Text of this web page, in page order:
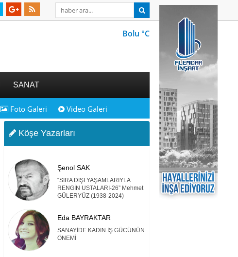
Bolu °C
SANAT
Foto Galeri Video Galeri
Köşe Yazarları
Şenol SAK
“SIRA DIŞI YAŞAMLARIYLA
RENGİN USTALARI-26” Mehmet
GÜLERYÜZ (1938-2024)
Eda BAYRAKTAR
SANAYİDE KADIN İŞ GÜCÜNÜN
ÖNEMİ